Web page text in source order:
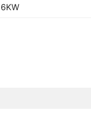
6KW